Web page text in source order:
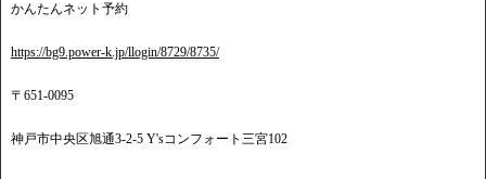
かんたんネット予約
https://bg9.power-k.jp/llogin/8729/8735/
〒651-0095
神戸市中央区旭通3-2-5 Y'sコンフォート三宮102